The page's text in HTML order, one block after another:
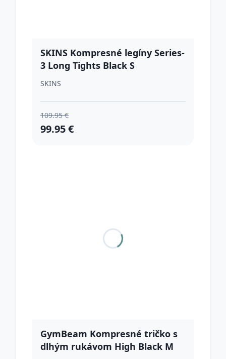
SKINS Kompresné legíny Series-
3 Long Tights Black S
SKINS
109.95 €
99.95 €
GymBeam Kompresné tričko s
dlhým rukávom High Black M